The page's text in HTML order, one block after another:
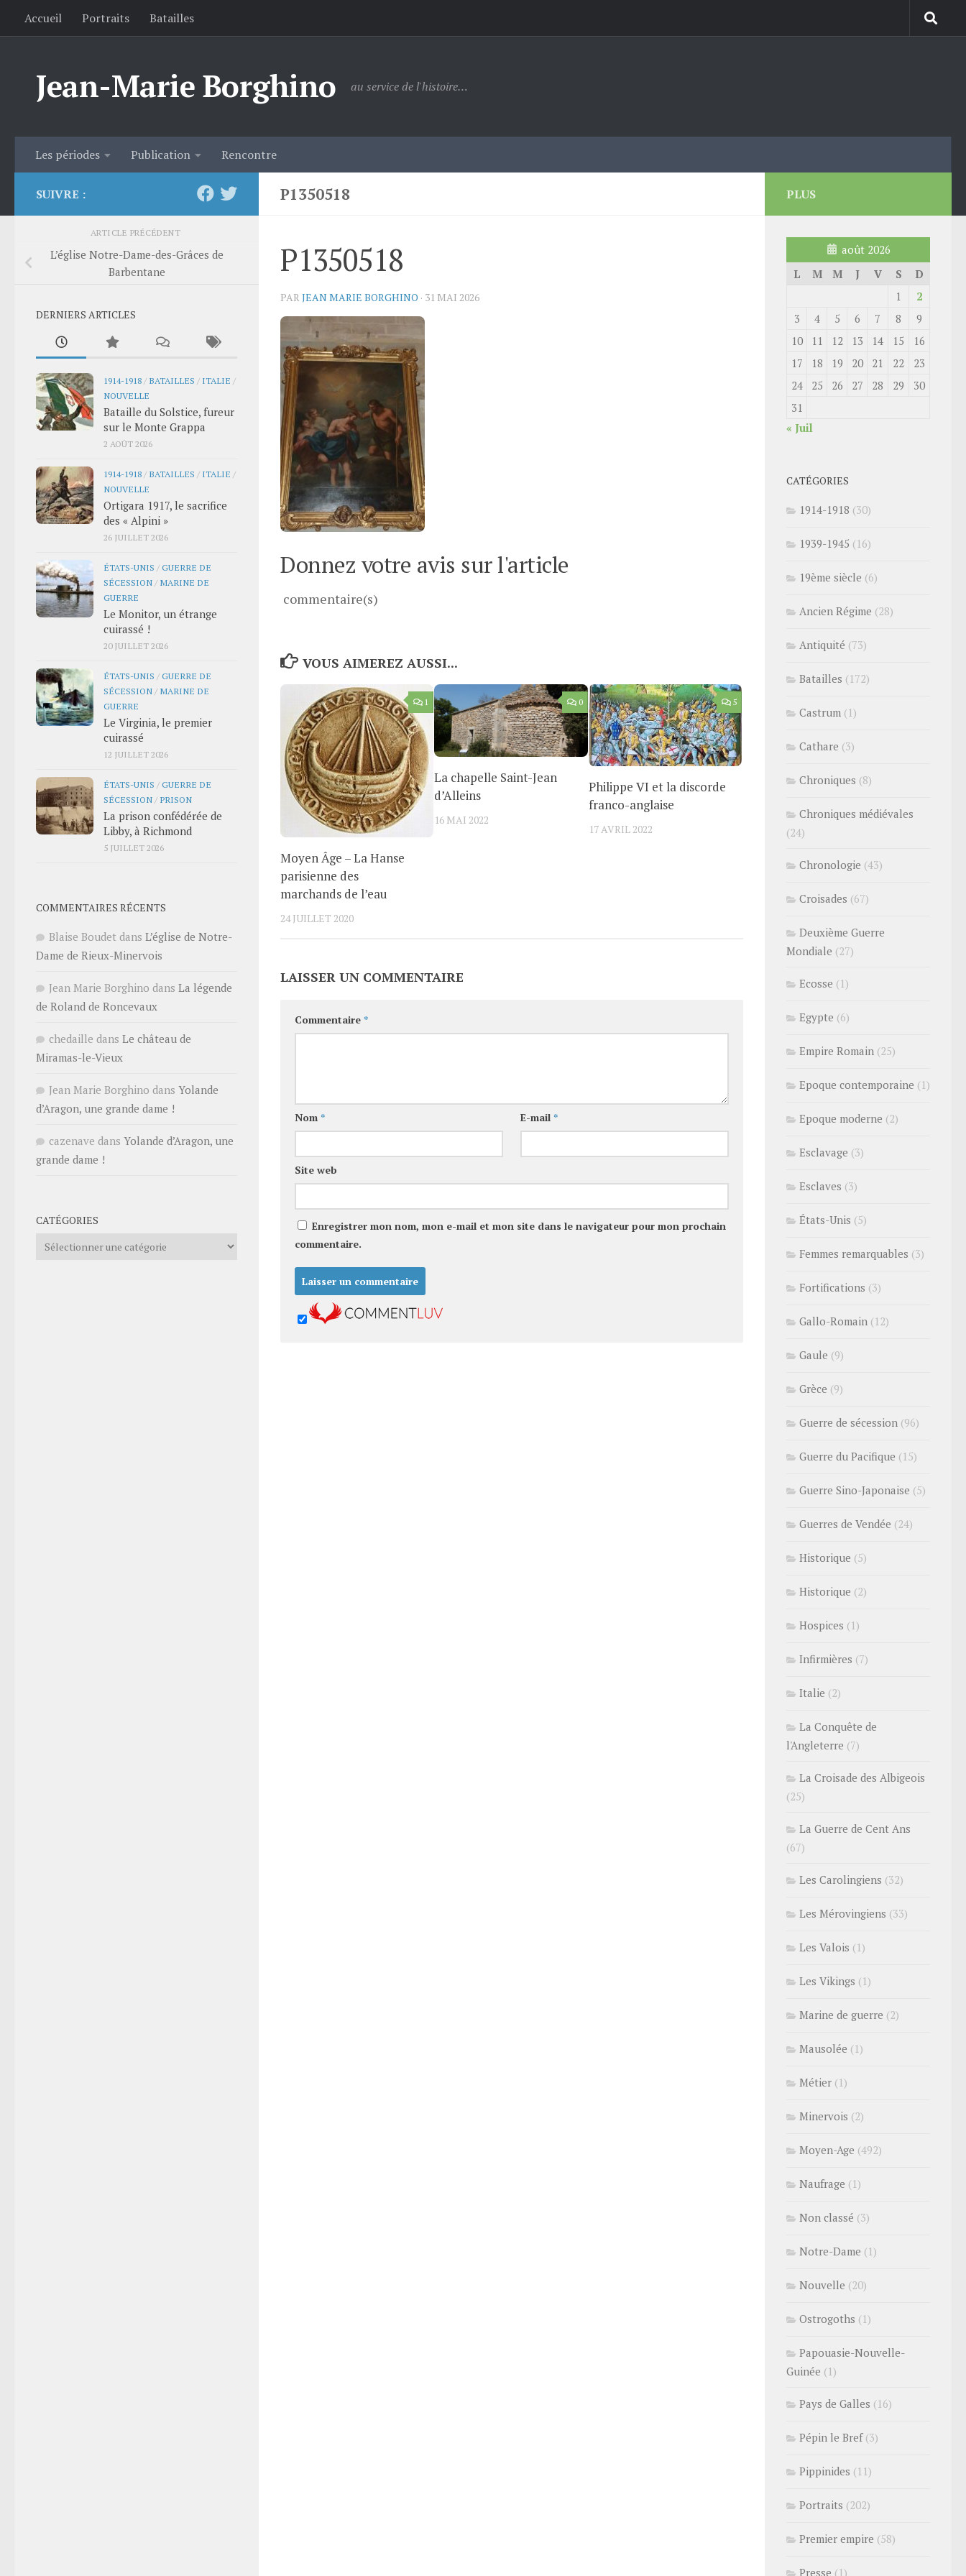
Skip to content
Accueil Portraits Batailles
Jean-Marie Borghino au service de l'histoire…
Les périodes Publication Rencontre
P1350518
P1350518
PAR JEAN MARIE BORGHINO · 31 MAI 2026
Donnez votre avis sur l'article
commentaire(s)
VOUS AIMEREZ AUSSI...
1
Moyen Âge – La Hanse
parisienne des
marchands de l’eau
24 JUILLET 2020
0
La chapelle Saint-Jean
d’Alleins
16 MAI 2022
5
Philippe VI et la discorde
franco-anglaise
17 AVRIL 2022
LAISSER UN COMMENTAIRE
Commentaire *
Nom * E-mail *
Site web
Enregistrer mon nom, mon e-mail et mon site dans le navigateur pour mon prochain
commentaire.
SUIVRE :
ARTICLE PRÉCÉDENT
L’église Notre-Dame-des-Grâces de
Barbentane
DERNIERS ARTICLES
1914-1918 / BATAILLES / ITALIE /
NOUVELLE
Bataille du Solstice, fureur
sur le Monte Grappa
2 AOÛT 2026
1914-1918 / BATAILLES / ITALIE /
NOUVELLE
Ortigara 1917, le sacrifice
des « Alpini »
26 JUILLET 2026
ÉTATS-UNIS /GUERRE DE
SÉCESSION / MARINE DE
GUERRE
Le Monitor, un étrange
cuirassé !
20 JUILLET 2026
ÉTATS-UNIS /GUERRE DE
SÉCESSION / MARINE DE
GUERRE
Le Virginia, le premier
cuirassé
12 JUILLET 2026
ÉTATS-UNIS /GUERRE DE
SÉCESSION / PRISON
La prison confédérée de
Libby, à Richmond
5 JUILLET 2026
COMMENTAIRES RÉCENTS
Blaise Boudet dans L’église de Notre-
Dame de Rieux-Minervois
Jean Marie Borghino dans La légende
de Roland de Roncevaux
chedaille dans Le château de
Miramas-le-Vieux
Jean Marie Borghino dans Yolande
d’Aragon, une grande dame !
cazenave dans Yolande d’Aragon, une
grande dame !
CATÉGORIES
Catégories
PLUS
août 2026
L
M M J V S
D
1
2
3
4 5 6 7 8
9
10
11 12 13 14 15
16
17
18 19 20 21 22
23
24
25 26 27 28 29
30
31
« Juil
CATÉGORIES
1914-1918 (30)
1939-1945 (16)
19ème siècle (6)
Ancien Régime (28)
Antiquité (73)
Batailles (172)
Castrum (1)
Cathare (3)
Chroniques (8)
Chroniques médiévales
(24)
Chronologie (43)
Croisades (67)
Deuxième Guerre
Mondiale (27)
Ecosse (1)
Egypte (6)
Empire Romain (25)
Epoque contemporaine (1)
Epoque moderne (2)
Esclavage (3)
Esclaves (3)
États-Unis (5)
Femmes remarquables (3)
Fortifications (3)
Gallo-Romain (12)
Gaule (9)
Grèce (9)
Guerre de sécession (96)
Guerre du Pacifique (15)
Guerre Sino-Japonaise (5)
Guerres de Vendée (24)
Historique (5)
Historique (2)
Hospices (1)
Infirmières (7)
Italie (2)
La Conquête de
l'Angleterre (7)
La Croisade des Albigeois
(25)
La Guerre de Cent Ans
(67)
Les Carolingiens (32)
Les Mérovingiens (33)
Les Valois (1)
Les Vikings (1)
Marine de guerre (2)
Mausolée (1)
Métier (1)
Minervois (2)
Moyen-Age (492)
Naufrage (1)
Non classé (3)
Notre-Dame (1)
Nouvelle (20)
Ostrogoths (1)
Papouasie-Nouvelle-
Guinée (1)
Pays de Galles (16)
Pépin le Bref(3)
Pippinides (11)
Portraits (202)
Premier empire (58)
Presse (1)